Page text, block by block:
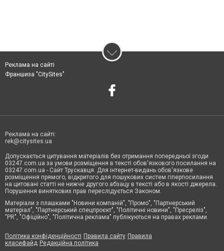
Реклама на сайті
Франшиза "CitySites"
Реклама на сайті:
rek@citysites.ua
Допускається цитування матеріалів без отримання попередньої згоди
03247.com.ua за умови розміщення в тексті обов'язкового посилання на
03247.com.ua - Сайт Трускавця. Для інтернет-видань обов'язкове
розміщення прямого, відкритого для пошукових систем гіперпосилання
на цитовані статті не нижче другого абзацу в тексті або в якості джерела.
Порушення виняткових прав переслідується Законом.
Матеріали з плашками "Новини компаній", "Промо", "Партнерський
матеріал", "Партнерський спецпроєкт", "Політичні новини", "Пресреліз",
"PR", "Офіційно", "Політична реклама" публікуються на правах реклами.
Політика конфіденційності Правила сайту Правила
класифайд Редакційна політика